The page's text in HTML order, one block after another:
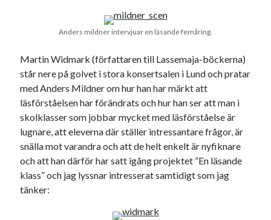
Swish: 070-8885542
Anders mildner intervjuar en läsande femåring.
Martin Widmark (författaren till Lassemaja-böckerna)
står nere på golvet i stora konsertsalen i Lund och pratar
med Anders Mildner om hur han har märkt att
läsförståelsen har förändrats och hur han ser att man i
skolklasser som jobbar mycket med läsförståelse är
lugnare, att eleverna där ställer intressantare frågor, är
snälla mot varandra och att de helt enkelt är nyfiknare
och att han därför har satt igång projektet ”En läsande
klass” och jag lyssnar intresserat samtidigt som jag
tänker: